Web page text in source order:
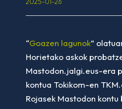
“Goazen lagunok”
Horietako askok
Mastodon.jalgi.eus-era
kontua Tokikom-en
Rojasek Mastodon